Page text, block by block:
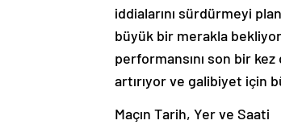
iddialarını sürdürmeyi
büyük bir merakla
performansını son bir
artırıyor ve galibiyet için
Maçın Tarih, Yer ve Saati